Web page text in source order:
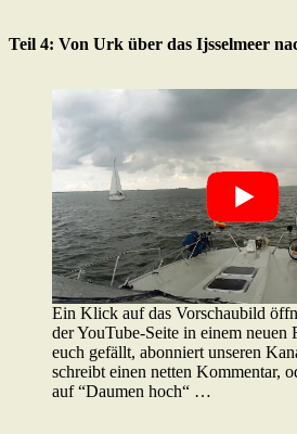
Teil 4: Von Urk über das Ijsselmeer
Ein Klick auf das Vorschaubild
der YouTube-Seite in einem neuen
euch gefällt, abonniert unseren
schreibt einen netten Kommentar,
auf “Daumen hoch“ …